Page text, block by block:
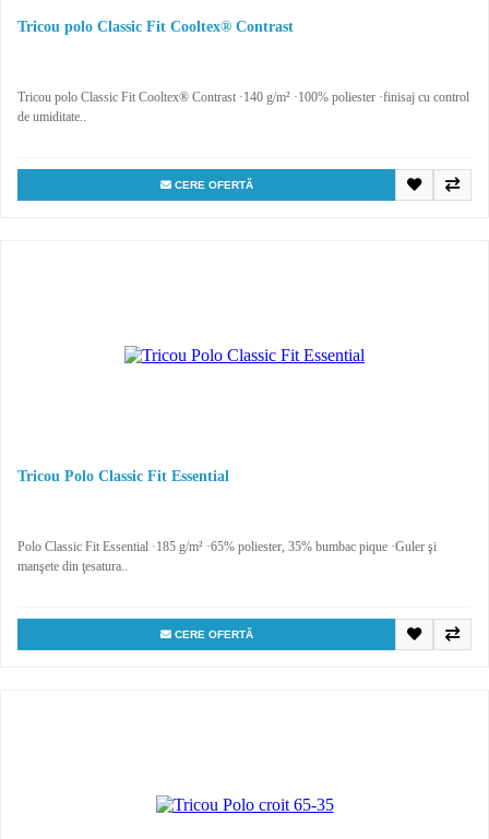
Tricou polo Classic Fit Cooltex® Contrast
Tricou polo Classic Fit Cooltex® Contrast ·140 g/m² ·100% poliester ·finisaj cu control
de umiditate..
CERE OFERTĂ
Tricou Polo Classic Fit Essential
Polo Classic Fit Essential ·185 g/m² ·65% poliester, 35% bumbac pique ·Guler şi
manşete din ţesatura..
CERE OFERTĂ